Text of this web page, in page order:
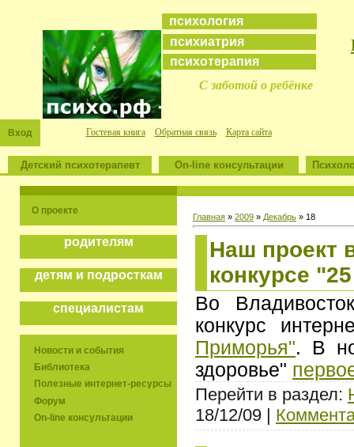
психология
психиатрия
психотерапия
С заботой о ребёнке
Вход Гостевая книга Обратная связь Карта сайта
Детский психотерапевт On-line консультации
О проекте
родителям
детям и подросткам
специалистам
Новости и события
Библиотека
Полезные интернет-ресурсы
Форум
On-line консультации
Главная » 2009 » Декабрь » 18
Наш проект
конкурсе
Во
конкурс
Приморья". В
здоровье"
Перейти в раздел:
18/12/09 |